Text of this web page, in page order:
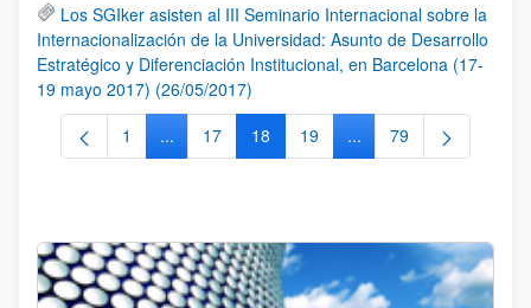
Los SGIker asisten al III Seminario Internacional sobre la
Internacionalización de la Universidad: Asunto de Desarrollo
Estratégico y Diferenciación Institucional, en Barcelona (17-
19 mayo 2017) (26/05/2017)
Página
1 ...Páginas intermedias Use TAB para desplazarse.
Página
17 Página
18 Página
19 ...Páginas intermedias
Página
79